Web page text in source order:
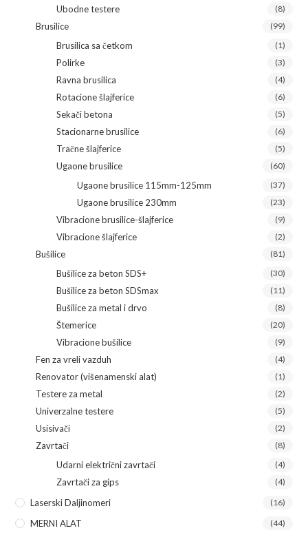
Ubodne testere (8)
Brusilice (99)
Brusilica sa četkom (1)
Polirke (3)
Ravna brusilica (4)
Rotacione šlajferice (6)
Sekači betona (5)
Stacionarne brusilice (6)
Tračne šlajferice (5)
Ugaone brusilice (60)
Ugaone brusilice 115mm-125mm (37)
Ugaone brusilice 230mm (23)
Vibracione brusilice-šlajferice (9)
Vibracione šlajferice (2)
Bušilice (81)
Bušilice za beton SDS+ (30)
Bušilice za beton SDSmax (11)
Bušilice za metal i drvo (8)
Štemerice (20)
Vibracione bušilice (9)
Fen za vreli vazduh (4)
Renovator (višenamenski alat) (1)
Testere za metal (2)
Univerzalne testere (5)
Usisivači (2)
Zavrtači (8)
Udarni električni zavrtači (4)
Zavrtači za gips (4)
Laserski Daljinomeri (16)
MERNI ALAT (44)